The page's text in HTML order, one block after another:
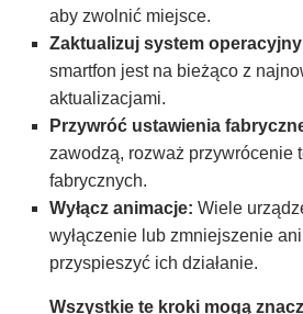
aby zwolnić miejsce.
Zaktualizuj system
smartfon jest na bieżąco z
aktualizacjami.
Przywróć ustawienia
zawodzą, rozważ przywrócenie
fabrycznych.
Wyłącz animacje: Wiele
wyłączenie lub zmniejszenie
przyspieszyć ich działanie.
Wszystkie te kroki mogą